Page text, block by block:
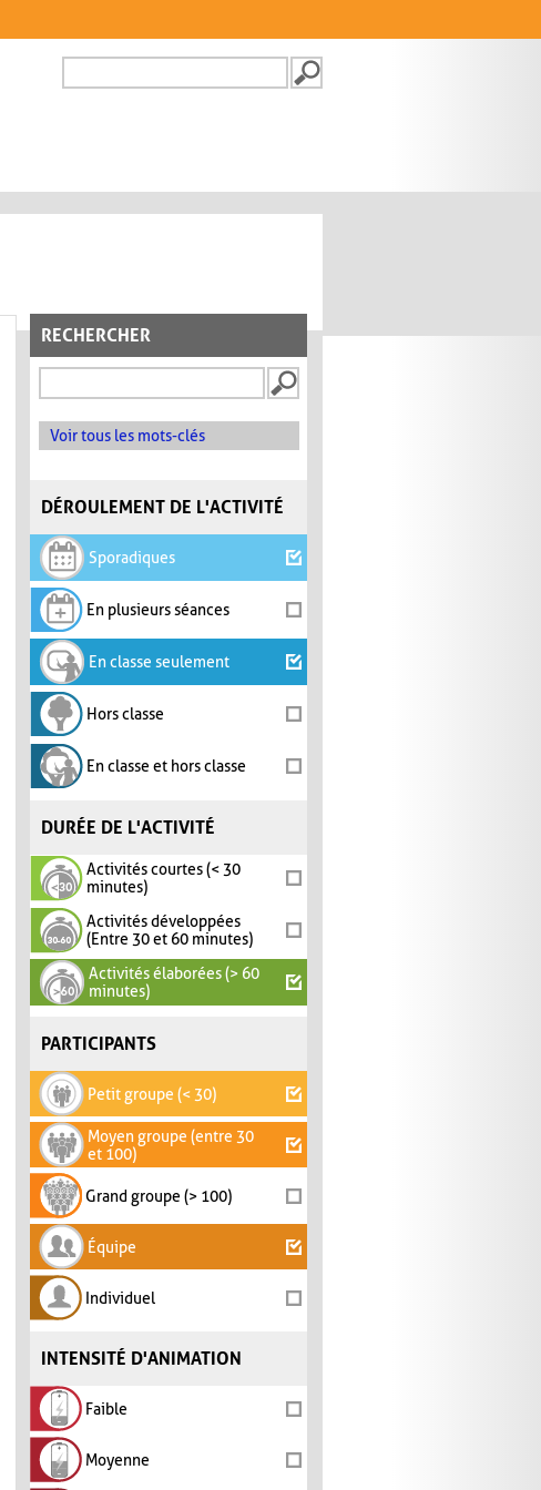
FORMULAIRE DE
RECHERCHER
Voir tous les mots-clés
DÉROULEMENT DE L'ACTIVITÉ
Sporadiques
En plusieurs séances
En classe seulement
Hors classe
En classe et hors classe
DURÉE DE L'ACTIVITÉ
Activités courtes (< 30
minutes)
Activités développées
(Entre 30 et 60 minutes)
Activités élaborées (> 60
minutes)
PARTICIPANTS
Petit groupe (< 30)
Moyen groupe (entre 30
et 100)
Grand groupe (> 100)
Équipe
Individuel
INTENSITÉ D'ANIMATION
Faible
Moyenne